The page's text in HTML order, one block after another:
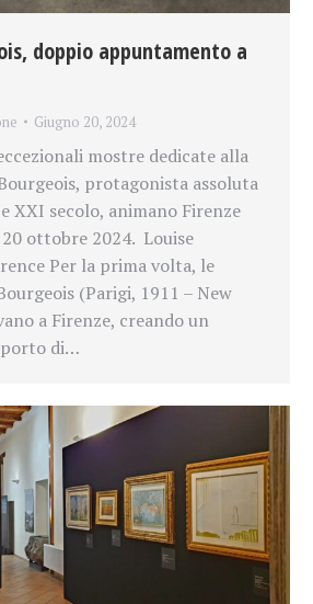
doppio appuntamento a
Giugno 20, 2024
mostre dedicate alla
protagonista assoluta
XXI secolo, animano Firenze
ottobre 2024. Louise
Per la prima volta, le
(Parigi, 1911 – New
a Firenze, creando un
di…